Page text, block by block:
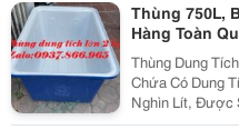
Thùng 750L,
Hàng Toàn
Cá Tầm
Thùng Dung
Chứa Có Dung
Nghìn Lít, Được
Nhau. Ứng